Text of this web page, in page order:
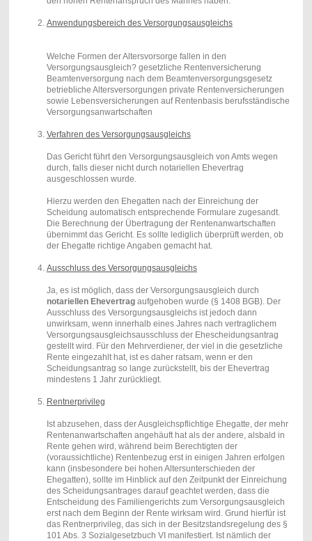
Anwendungsbereich des Versorgungsausgleichs
Welche Formen der Altersvorsorge fallen in den
Versorgungsausgleich? gesetzliche Rentenversicherung
Beamtenversorgung nach dem Beamtenversorgungsgesetz
betriebliche Altersversorgungen private Rentenversicherungen
sowie Lebensversicherungen auf Rentenbasis berufsständische
Versorgungsanwartschaften
Verfahren des Versorgungsausgleichs
Das Gericht führt den Versorgungsausgleich von Amts wegen
durch, falls dieser nicht durch notariellen Ehevertrag
ausgeschlossen wurde.
Hierzu werden den Ehegatten nach der Einreichung der
Scheidung automatisch entsprechende Formulare zugesandt.
Die Berechnung der Übertragung der Rentenanwartschaften
übernimmt das Gericht. Es sollte lediglich überprüft werden, ob
der Ehegatte richtige Angaben gemacht hat.
Ausschluss des Versorgungsausgleichs
Ja, es ist möglich, dass der Versorgungsausgleich durch
notariellen Ehevertragaufgehoben wurde (§ 1408 BGB). Der
Ausschluss des Versorgungsausgleichs ist jedoch dann
unwirksam, wenn innerhalb eines Jahres nach vertraglichem
Versorgungsausgleichsausschluss der Ehescheidungsantrag
gestellt wird. Für den Mehrverdiener, der viel in die gesetzliche
Rente eingezahlt hat, ist es daher ratsam, wenn er den
Scheidungsantrag so lange zurückstellt, bis der Ehevertrag
mindestens 1 Jahr zurückliegt.
Rentnerprivileg
Ist abzusehen, dass der Ausgleichspflichtige Ehegatte, der mehr
Rentenanwartschaften angehäuft hat als der andere, alsbald in
Rente gehen wird, während beim Berechtigten der
(voraussichtliche) Rentenbezug erst in einigen Jahren erfolgen
kann (insbesondere bei hohen Altersunterschieden der
Ehegatten), sollte im Hinblick auf den Zeitpunkt der Einreichung
des Scheidungsantrages darauf geachtet werden, dass die
Entscheidung des Familiengerichts zum Versorgungsausgleich
erst nach dem Beginn der Rente wirksam wird. Grund hierfür ist
das Rentnerprivileg, das sich in der Besitzstandsregelung des §
101 Abs. 3 Sozialgesetzbuch VI manifestiert. Ist nämlich der